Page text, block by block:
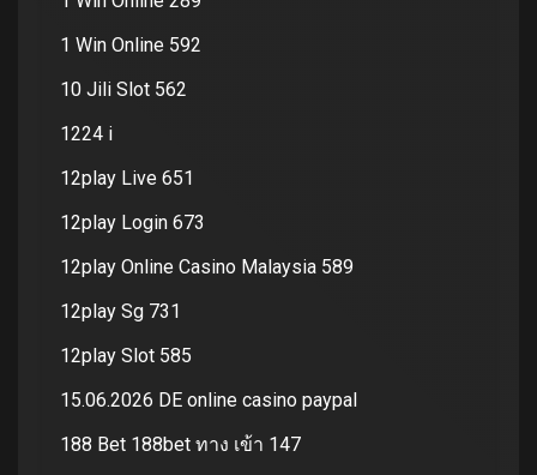
1 Win Online 592
10 Jili Slot 562
1224 i
12play Live 651
12play Login 673
12play Online Casino Malaysia 589
12play Sg 731
12play Slot 585
15.06.2026 DE online casino paypal
188 Bet 188bet ทาง เข้า 147